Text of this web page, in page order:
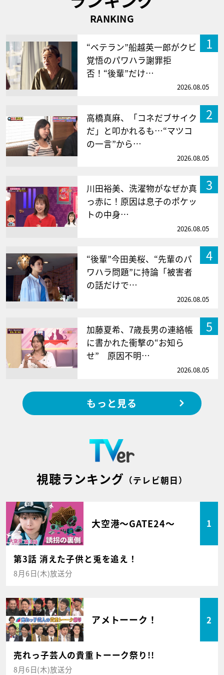
RANKING
1
“ベテラン”船越英一郎がクビ
覚悟のパワハラ謝罪拒
否！“後輩”だけ…
2026.08.05
2
高橋真麻、「コネだブサイク
だ」と叩かれるも…“マツコ
の一言”から…
2026.08.05
3
川田裕美、洗濯物がなぜか真
っ赤に！原因は息子のポケッ
トの中身…
2026.08.05
4
“後輩”今田美桜、“先輩のパ
ワハラ問題”に持論「被害者
の話だけで…
2026.08.05
5
加藤夏希、7歳長男の連絡帳
に書かれた衝撃の“お知ら
せ” 原因不明…
2026.08.05
もっと見る
視聴ランキング （テレビ朝日）
大空港～GATE24～ 1
第3話 消えた子供と兎を追え！
8月6日(木)放送分
アメトーーク！ 2
売れっ子芸人の貴重トーーク祭り!!
8月6日(木)放送分